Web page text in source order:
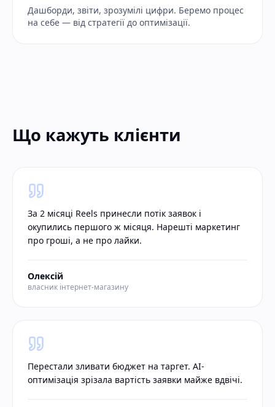
Дашборди, звіти, зрозумілі цифри. Беремо процес
на себе — від стратегії до оптимізації.
Що кажуть клієнти
За 2 місяці Reels принесли потік заявок і
окупились першого ж місяця. Нарешті маркетинг
про гроші, а не про лайки.
Олексій
власник інтернет-магазину
Перестали зливати бюджет на таргет. AI-
оптимізація зрізала вартість заявки майже вдвічі.